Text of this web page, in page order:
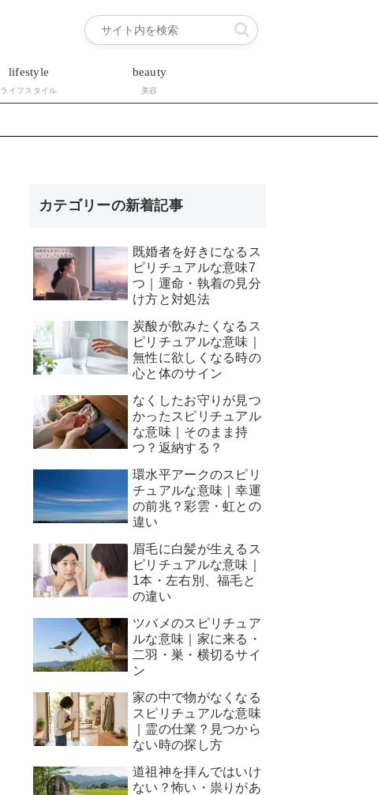
lifestyle
ライフスタイル
beauty
美容
カテゴリーの新着記事
既婚者を好きになるス
ピリチュアルな意味7
つ｜運命・執着の見分
け方と対処法
炭酸が飲みたくなるス
ピリチュアルな意味｜
無性に欲しくなる時の
心と体のサイン
なくしたお守りが見つ
かったスピリチュアル
な意味｜そのまま持
つ？返納する？
環水平アークのスピリ
チュアルな意味｜幸運
の前兆？彩雲・虹との
違い
眉毛に白髪が生えるス
ピリチュアルな意味｜
1本・左右別、福毛と
の違い
ツバメのスピリチュア
ルな意味｜家に来る・
二羽・巣・横切るサイ
ン
家の中で物がなくなる
スピリチュアルな意味
｜霊の仕業？見つから
ない時の探し方
道祖神を拝んではいけ
ない？怖い・祟りがあ